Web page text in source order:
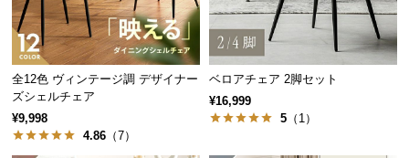
保
証
に
つ
い
て天然木製品について
全12色 ヴィンテージ調 デザイナー
ズシェルチェア
¥9,998
4.86 （7）
ベロアチェア 2脚セット
¥16,999
5 （1）